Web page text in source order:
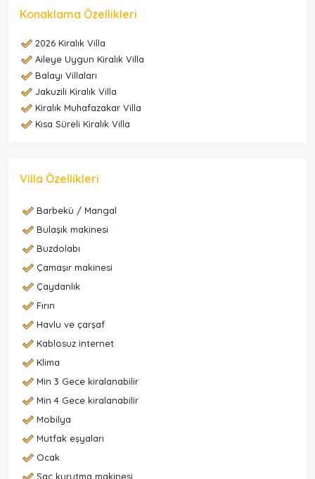
Konaklama Özellikleri
2026 Kiralık Villa
Aileye Uygun Kiralık Villa
Balayı Villaları
Jakuzili Kiralık Villa
Kiralık Muhafazakar Villa
Kısa Süreli Kiralık Villa
Villa Özellikleri
Barbekü / Mangal
Bulaşık makinesi
Buzdolabı
Çamaşır makinesi
Çaydanlık
Fırın
Havlu ve çarşaf
Kablosuz internet
Klima
Min 3 Gece kiralanabilir
Min 4 Gece kiralanabilir
Mobilya
Mutfak eşyaları
Ocak
Saç kurutma makinesi